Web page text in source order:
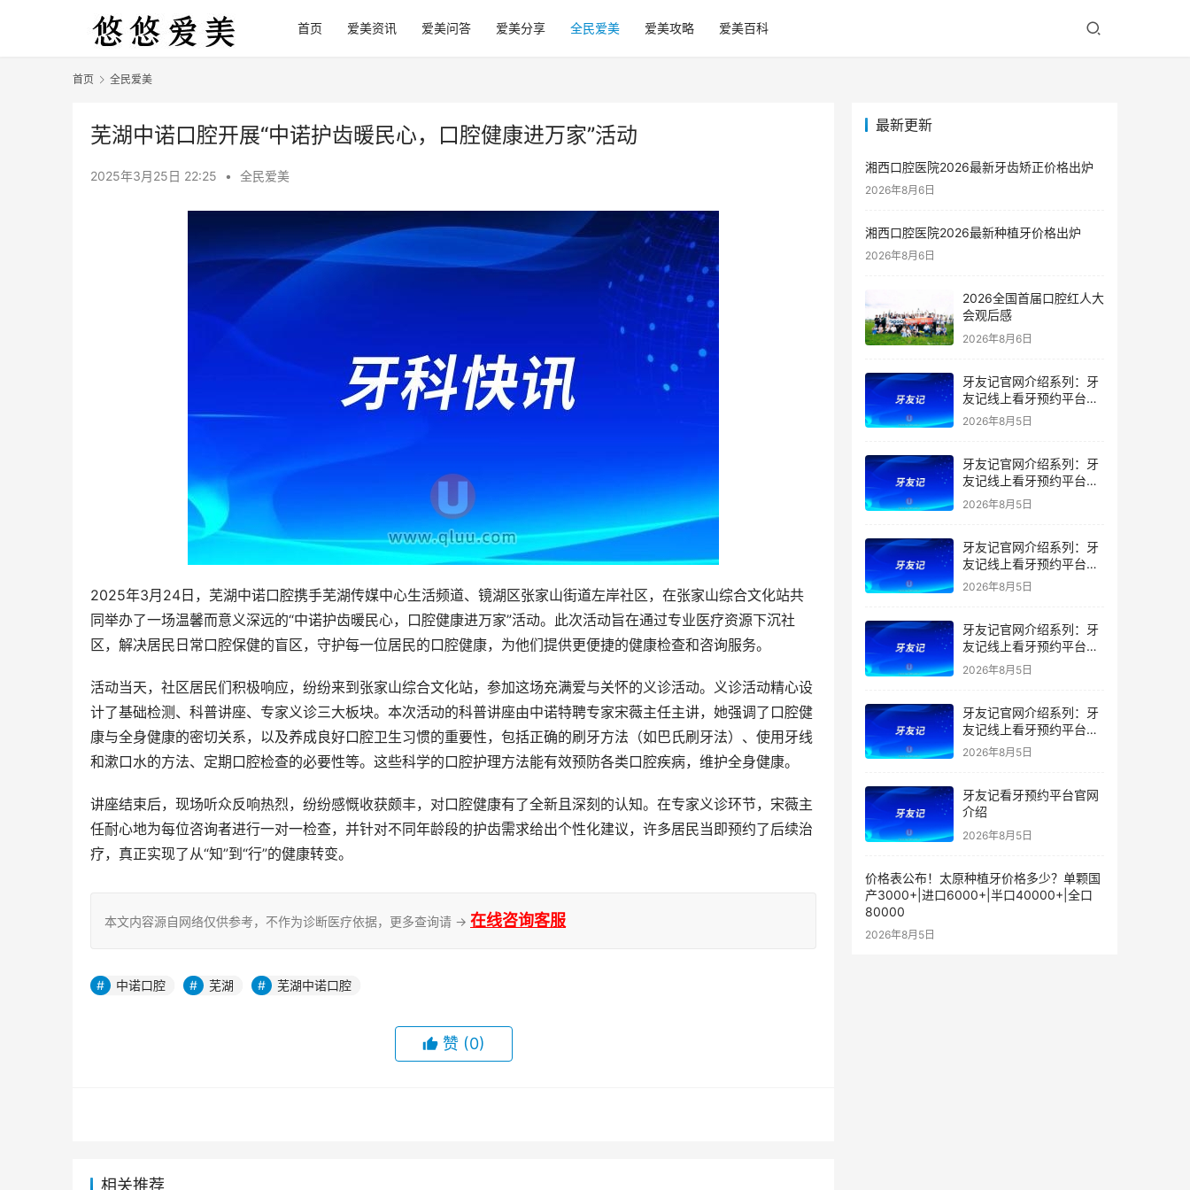
首页 爱美资讯 爱美问答 爱美分享 全民爱美 爱美攻略 爱美百科
首页 全民爱美
芜湖中诺口腔开展“中诺护齿暖民心，口腔健康进万家”活动
2025年3月25日 22:25 • 全民爱美
2025年3月24日，芜湖中诺口腔携手芜湖传媒中心生活频道、镜湖区张家山街道左岸社区，在张家山综合文化站共
同举办了一场温馨而意义深远的“中诺护齿暖民心，口腔健康进万家”活动。此次活动旨在通过专业医疗资源下沉社
区，解决居民日常口腔保健的盲区，守护每一位居民的口腔健康，为他们提供更便捷的健康检查和咨询服务。
活动当天，社区居民们积极响应，纷纷来到张家山综合文化站，参加这场充满爱与关怀的义诊活动。义诊活动精心设
计了基础检测、科普讲座、专家义诊三大板块。本次活动的科普讲座由中诺特聘专家宋薇主任主讲，她强调了口腔健
康与全身健康的密切关系，以及养成良好口腔卫生习惯的重要性，包括正确的刷牙方法（如巴氏刷牙法）、使用牙线
和漱口水的方法、定期口腔检查的必要性等。这些科学的口腔护理方法能有效预防各类口腔疾病，维护全身健康。
讲座结束后，现场听众反响热烈，纷纷感慨收获颇丰，对口腔健康有了全新且深刻的认知。在专家义诊环节，宋薇主
任耐心地为每位咨询者进行一对一检查，并针对不同年龄段的护齿需求给出个性化建议，许多居民当即预约了后续治
疗，真正实现了从“知”到“行”的健康转变。
本文内容源自网络仅供参考，不作为诊断医疗依据，更多查询请 → 在线咨询客服
中诺口腔 芜湖 芜湖中诺口腔
赞 (0)
相关推荐
最新更新
湘西口腔医院2026最新牙齿矫正价格出炉
2026年8月6日
湘西口腔医院2026最新种植牙价格出炉
2026年8月6日
2026全国首届口腔红人大
会观后感
2026年8月6日
牙友记官网介绍系列：牙
友记线上看牙预约平台是
干什么的？靠谱吗？
2026年8月5日
牙友记官网介绍系列：牙
友记线上看牙预约平台让
看牙不再靠运气
2026年8月5日
牙友记官网介绍系列：牙
友记线上看牙预约平台打
破口腔行业专业壁垒新手
2026年8月5日
牙友记官网介绍系列：牙
友记线上看牙预约平台落
地同城就诊经验打破未知
2026年8月5日
牙友记官网介绍系列：牙
友记线上看牙预约平台的
优势在哪里？
2026年8月5日
牙友记看牙预约平台官网
介绍
2026年8月5日
价格表公布！太原种植牙价格多少？单颗国
产3000+|进口6000+|半口40000+|全口
80000
2026年8月5日